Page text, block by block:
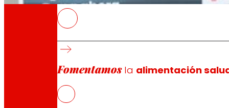
Fomentamosla alimentación
Apela a la solidaridad de las personas
la población afectada
EROSKI complementará la recaudación
El total de lo donado por EROSKI y su